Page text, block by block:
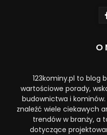
O
123kominy.pl to blog
wartościowe porady,
budownictwa i
znaleźć wiele ciekawych
trendów w branży, a
dotyczące